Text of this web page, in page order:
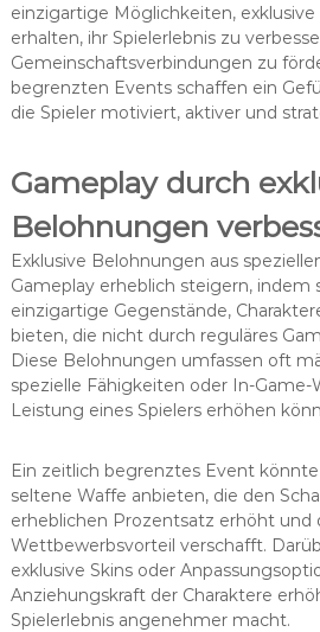
einzigartige Möglichkeiten,
erhalten, ihr Spielerlebnis zu
Gemeinschaftsverbindungen zu
begrenzten Events schaffen ein
die Spieler motiviert, aktiver und
Gameplay durch
Belohnungen
Exklusive Belohnungen aus
Gameplay erheblich steigern, indem
einzigartige Gegenstände,
bieten, die nicht durch reguläres
Diese Belohnungen umfassen oft
spezielle Fähigkeiten oder In-Game-
Leistung eines Spielers erhöhen
Ein zeitlich begrenztes Event
seltene Waffe anbieten, die den
erheblichen Prozentsatz erhöht und
Wettbewerbsvorteil verschafft.
exklusive Skins oder
Anziehungskraft der Charaktere
Spielerlebnis angenehmer macht.